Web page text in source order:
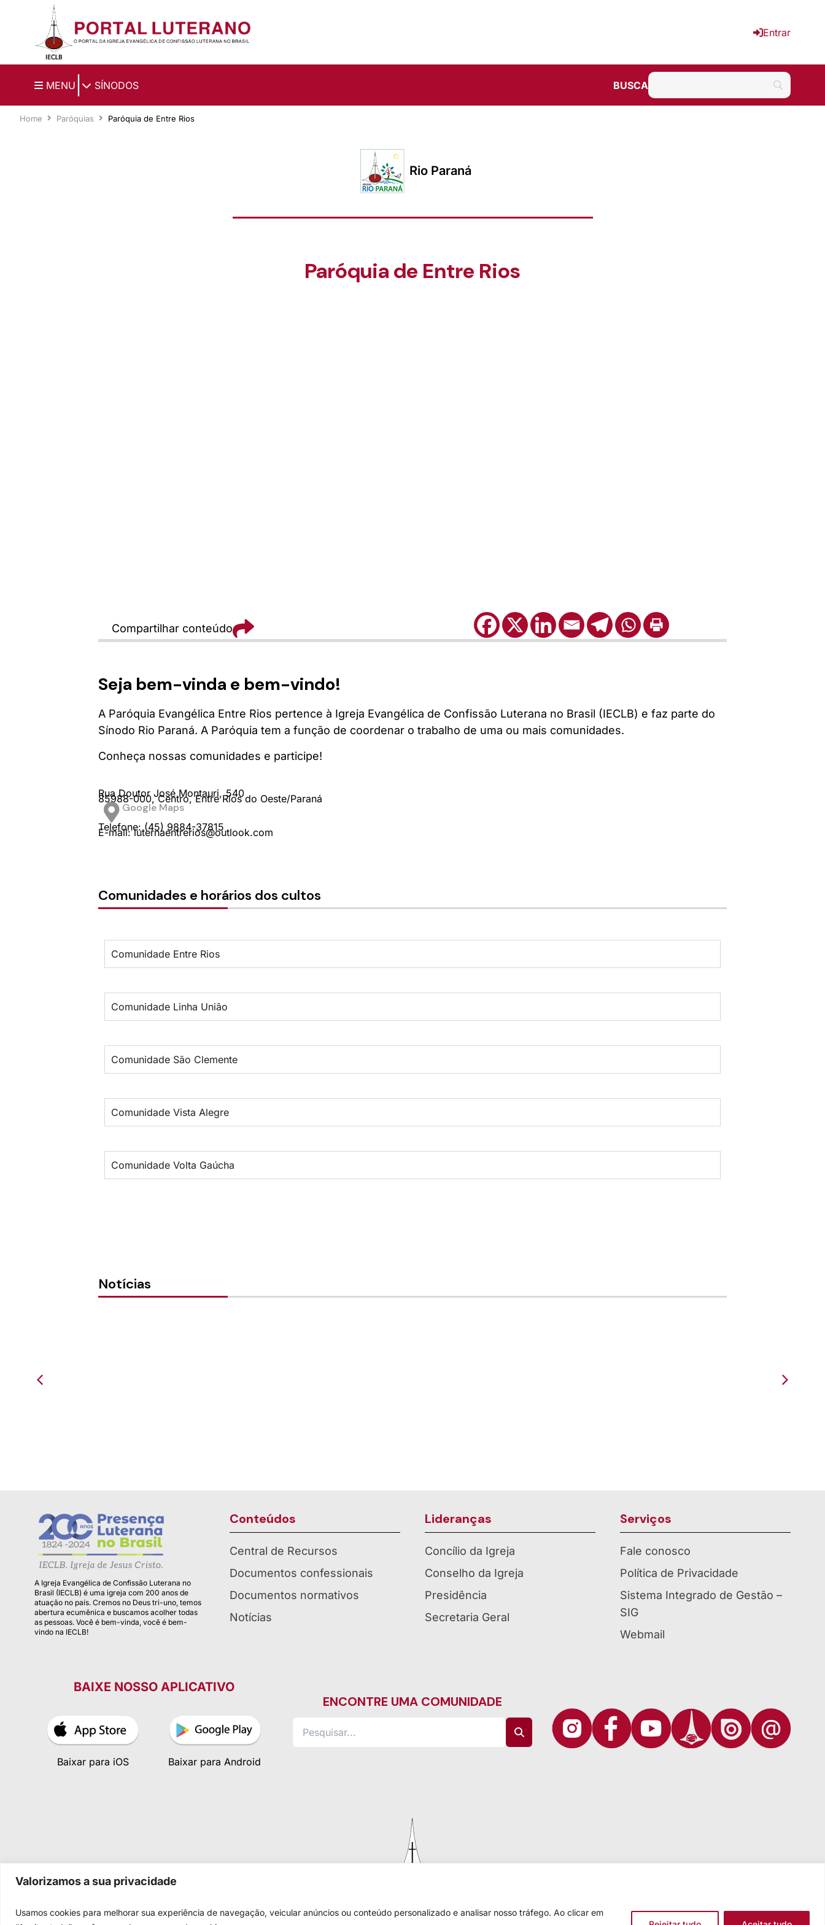
Valorizamos a sua privacidade
Usamos cookies para melhorar sua experiência de navegação, veicular anúncios ou conteúdo personalizado e analisar nosso tráfego. Ao clicar em
Ir para o conteúdo principal
Entrar
MENU SÍNODOS BUSCA
Home Paróquias Paróquia de Entre Rios
Rio Paraná
Paróquia de Entre Rios
Compartilhar conteúdo
Seja bem-vinda e bem-vindo!
A Paróquia Evangélica Entre Rios pertence à Igreja Evangélica de Confissão Luterana no Brasil (IECLB) e faz parte do
Sínodo Rio Paraná. A Paróquia tem a função de coordenar o trabalho de uma ou mais comunidades.
Conheça nossas comunidades e participe!
Rua Doutor José Montauri, 540
85988-000, Centro, Entre Rios do Oeste/Paraná
Google Maps
Telefone: (45) 9884-37815
E-mail: luternaentrerios@outlook.com
Comunidades e horários dos cultos
Comunidade Entre Rios
Comunidade Linha União
Comunidade São Clemente
Comunidade Vista Alegre
Comunidade Volta Gaúcha
Notícias
A Igreja Evangélica de Confissão Luterana no
Brasil (IECLB) é uma igreja com 200 anos de
atuação no país. Cremos no Deus tri-uno, temos
abertura ecumênica e buscamos acolher todas
as pessoas. Você é bem-vinda, você é bem-
vindo na IECLB!
Conteúdos
Central de Recursos
Documentos confessionais
Documentos normativos
Notícias
Lideranças
Concílio da Igreja
Conselho da Igreja
Presidência
Secretaria Geral
Serviços
Fale conosco
Política de Privacidade
Sistema Integrado de Gestão –
SIG
Webmail
BAIXE NOSSO APLICATIVO
Baixar para iOS Baixar para Android
ENCONTRE UMA COMUNIDADE